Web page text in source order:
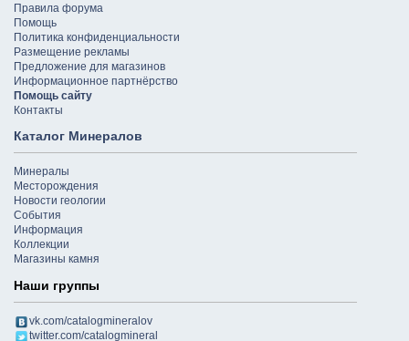
Правила форума
Помощь
Политика конфиденциальности
Размещение рекламы
Предложение для магазинов
Информационное партнёрство
Помощь сайту
Контакты
Каталог Минералов
Минералы
Месторождения
Новости геологии
События
Информация
Коллекции
Магазины камня
Наши группы
vk.com/catalogmineralov
twitter.com/catalogmineral